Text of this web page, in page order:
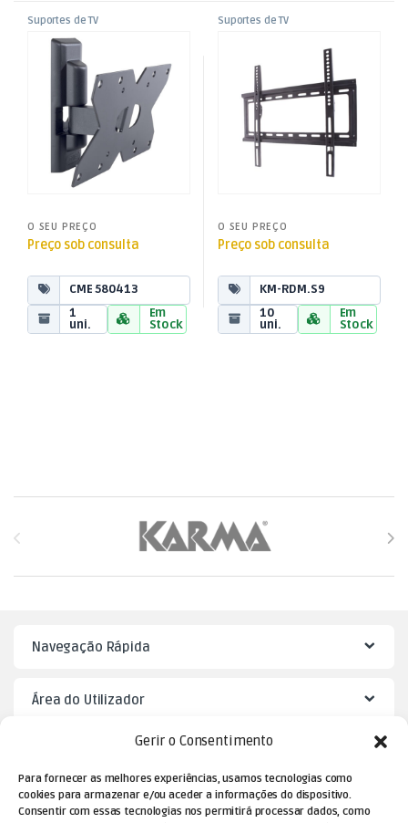
Gerir o Consentimento
Para fornecer as melhores experiências, usamos tecnologias como
cookies para armazenar e/ou aceder a informações do dispositivo.
Consentir com essas tecnologias nos permitirá processar dados, como
Suportes de TV
Suportes TV Inclináveis
TV Aúdio e Vídeo
Suporte LCD/LED 26-32″ 1
ETR120
O SEU PREÇO
Preço sob consulta
CME 580413
1
uni.
Em
Stock
Suportes de TV
O SEU PREÇO
Preço sob consulta
KM-RDM.S9
10
uni.
Em
Stock
Navegação Rápida
Área do Utilizador